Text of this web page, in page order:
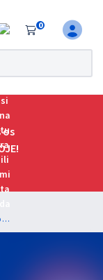
0
os
MP SP - Ministério Público do Estado de São Paulo - Direito Processual Penal para o Cargo de Promotor de Justiça Substituto - Professora Geilza Diniz